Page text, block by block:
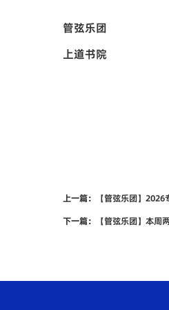
管弦乐团
上道书院
上一篇：
【管弦乐团】
下一篇：
【管弦乐团】本周